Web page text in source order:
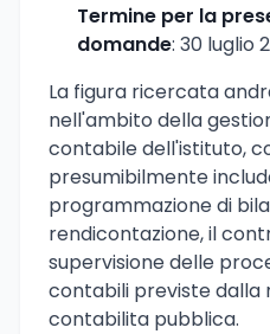
Termine per la
domande: 30 luglio
La figura ricercata
nell'ambito della
contabile dell'istituto,
presumibilmente
programmazione di
rendicontazione, il
supervisione delle
contabili previste dalla
contabilita pubblica.